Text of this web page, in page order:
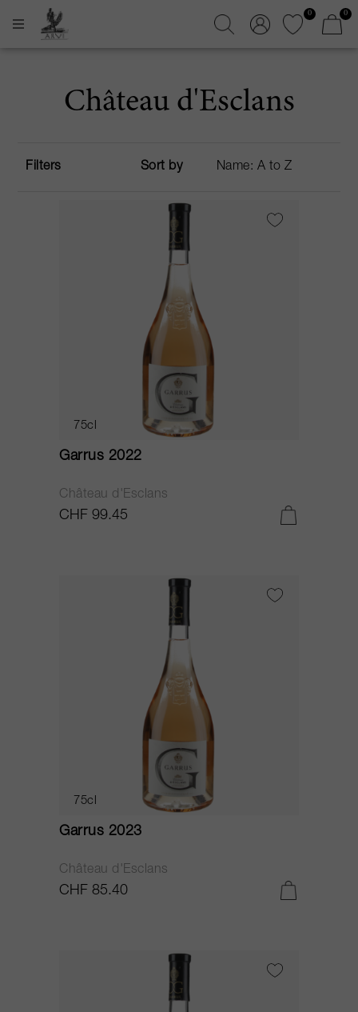
0 0
Château d'Esclans
Filters Sort by
75cl
Garrus 2022
Château d'Esclans
CHF 99.45
75cl
Garrus 2023
Château d'Esclans
CHF 85.40